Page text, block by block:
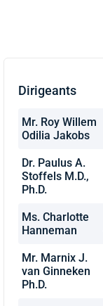
Dirigeants
Mr. Roy Willem
Odilia Jakobs
Dr. Paulus A.
Stoffels M.D.,
Ph.D.
Ms. Charlotte
Hanneman
Mr. Marnix J.
van Ginneken
Ph.D.